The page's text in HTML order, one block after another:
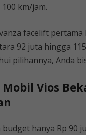
km/jam.
facelift pertama
92 juta hingga
pilihannya, Anda
Vios
budget hanya Rp 90